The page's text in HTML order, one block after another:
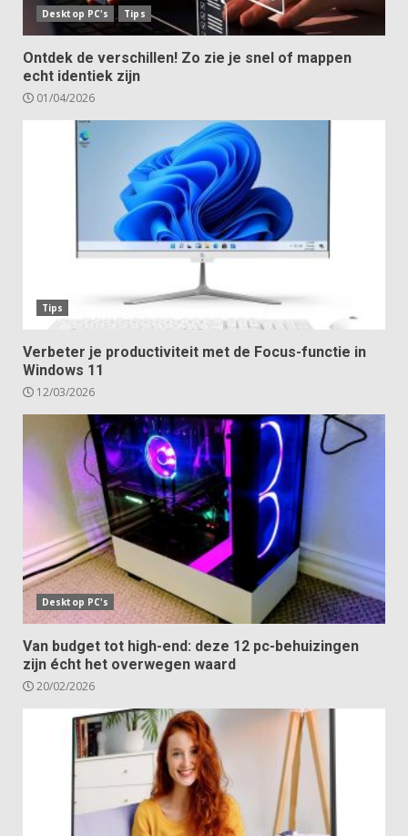
Desktop PC's Tips
Ontdek de verschillen! Zo zie je snel of mappen
echt identiek zijn
01/04/2026
Tips
Verbeter je productiviteit met de Focus-functie in
Windows 11
12/03/2026
Desktop PC's
Van budget tot high-end: deze 12 pc-behuizingen
zijn écht het overwegen waard
20/02/2026